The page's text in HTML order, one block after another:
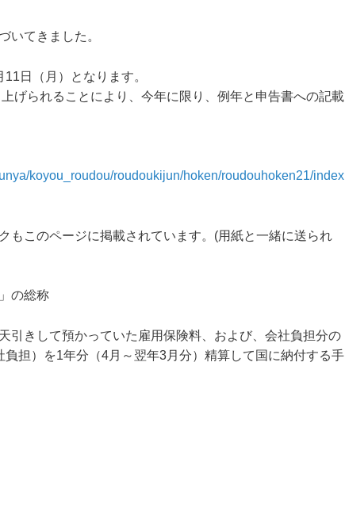
いてきました。
日（月）となります。
げられることにより、今年に限り、例年と申告書への記載
koyou_roudou/roudoukijun/hoken/roudouhoken21/index
もこのページに掲載されています。(用紙と一緒に送られ
の総称
引きして預かっていた雇用保険料、および、会社負担分の
担）を1年分（4月～翌年3月分）精算して国に納付する手